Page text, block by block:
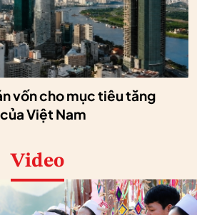
vốn cho mục tiêu tăng
Việt Nam
Video